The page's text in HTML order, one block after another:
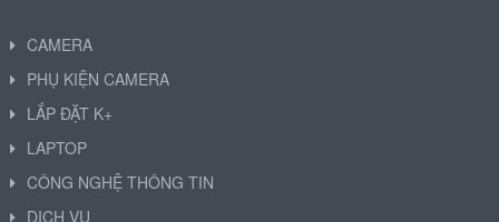
CAMERA
PHỤ KIỆN CAMERA
LẮP ĐẶT K+
LAPTOP
CÔNG NGHỆ THÔNG TIN
DỊCH VỤ